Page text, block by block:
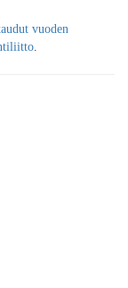
vuoden
.